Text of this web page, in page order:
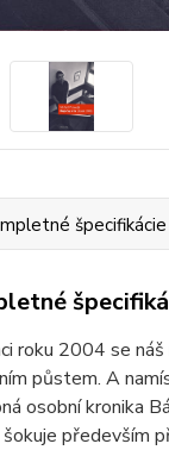
špecifikácie
roku 2004 se
půstem. A
osobní kronika
především